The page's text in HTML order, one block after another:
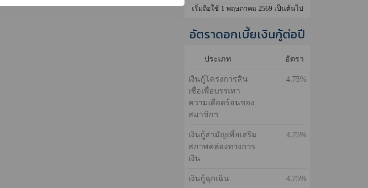
พิเศษ 3 ปี (ระหว่าง
สหกรณ์)
เงินฝากออมทรัพย์
2.10%
เริ่มถือใช้ 1 พฤษภาคม 2569 เป็นต้นไป
อัตราดอกเบี้ยเงินกู้ต่อปี
ประเภท อัตรา
เงินกู้โครงการสิน
ความเดือดร้อนชอง